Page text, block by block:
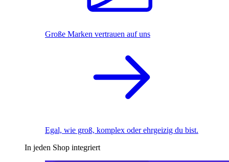
Große Marken vertrauen auf uns
Egal, wie groß, komplex oder ehrgeizig du bist.
In jeden Shop integriert